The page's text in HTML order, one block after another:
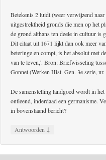
Betekenis 2 luidt (weer verwijzend
uitgestrektheid gronds die men op het
de grond althans ten deele in cultuur is
Dit citaat uit 1671 lijkt dan ook meer
beteringe en compt, is het absolut met
van te leven,’. Bron: Briefwisseling
Gonnet (Werken Hist. Gen. 3e serie,
De samenstelling landgoed wordt in het
ontleend, inderdaad een germanisme.
in bovenstaand bericht?
Antwoorden ↓